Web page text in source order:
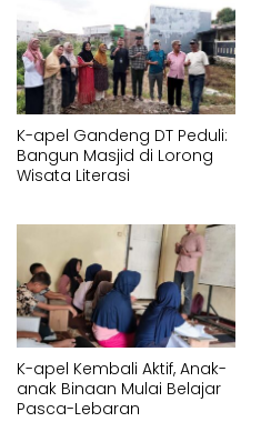
K-apel Gandeng DT Peduli:
Bangun Masjid di Lorong
Wisata Literasi
K-apel Kembali Aktif, Anak-
anak Binaan Mulai Belajar
Pasca-Lebaran